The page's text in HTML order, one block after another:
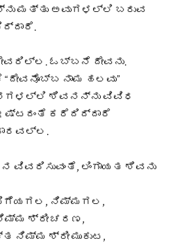
ಮತ್ತು ಅವುಗಳಲ್ಲಿ ಬರುವ
ಓಬ್ಬನೆ ದೇವನು.
ನಾಮ ಹಲವು”
ಶಿವನನ್ನು ವಿವಿಧ
ಕರೆದಿದ್ದಾರೆ
ಲಿಂಗಾಯತ ಶಿವನು
ನಿಮ್ಮಗಲ,
ಶ್ರೀ ಚರಣ,
ನಿಮ್ಮ ಶ್ರೀ ಮುಕುಟ,